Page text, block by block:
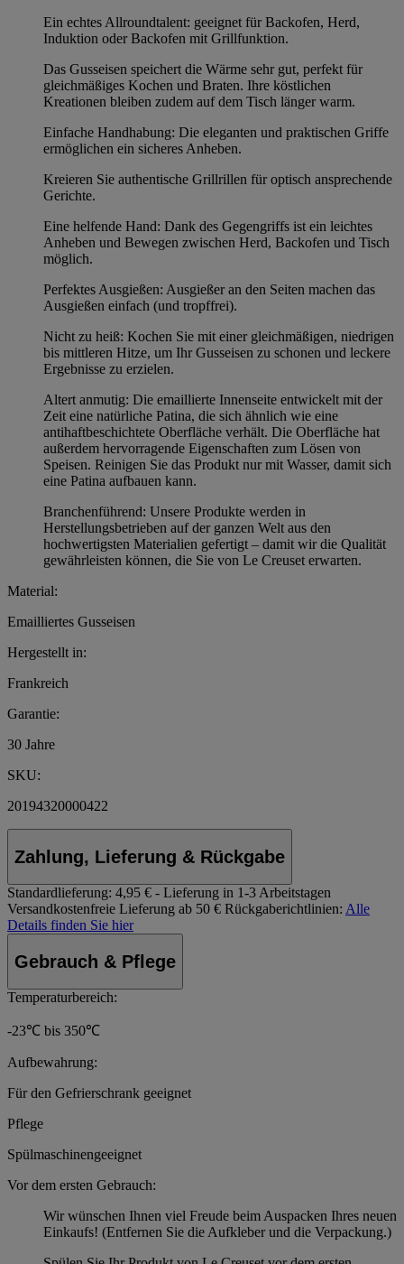
Ein echtes Allroundtalent: geeignet für Backofen, Herd,
Induktion oder Backofen mit Grillfunktion.
Das Gusseisen speichert die Wärme sehr gut, perfekt für
gleichmäßiges Kochen und Braten. Ihre köstlichen
Kreationen bleiben zudem auf dem Tisch länger warm.
Einfache Handhabung: Die eleganten und praktischen Griffe
ermöglichen ein sicheres Anheben.
Kreieren Sie authentische Grillrillen für optisch ansprechende
Gerichte.
Eine helfende Hand: Dank des Gegengriffs ist ein leichtes
Anheben und Bewegen zwischen Herd, Backofen und Tisch
möglich.
Perfektes Ausgießen: Ausgießer an den Seiten machen das
Ausgießen einfach (und tropffrei).
Nicht zu heiß: Kochen Sie mit einer gleichmäßigen, niedrigen
bis mittleren Hitze, um Ihr Gusseisen zu schonen und leckere
Ergebnisse zu erzielen.
Altert anmutig: Die emaillierte Innenseite entwickelt mit der
Zeit eine natürliche Patina, die sich ähnlich wie eine
antihaftbeschichtete Oberfläche verhält. Die Oberfläche hat
außerdem hervorragende Eigenschaften zum Lösen von
Speisen. Reinigen Sie das Produkt nur mit Wasser, damit sich
eine Patina aufbauen kann.
Branchenführend: Unsere Produkte werden in
Herstellungsbetrieben auf der ganzen Welt aus den
hochwertigsten Materialien gefertigt – damit wir die Qualität
gewährleisten können, die Sie von Le Creuset erwarten.
Material:
Emailliertes Gusseisen
Hergestellt in:
Frankreich
Garantie:
30 Jahre
SKU:
20194320000422
Zahlung, Lieferung & Rückgabe
Standardlieferung: 4,95 € - Lieferung in 1-3 Arbeitstagen
Versandkostenfreie Lieferung ab 50 € Rückgaberichtlinien: Alle
Details finden Sie hier
Gebrauch & Pflege
Temperaturbereich:
-23℃ bis 350℃
Aufbewahrung:
Für den Gefrierschrank geeignet
Pflege
Spülmaschinengeeignet
Vor dem ersten Gebrauch:
Wir wünschen Ihnen viel Freude beim Auspacken Ihres neuen
Einkaufs! (Entfernen Sie die Aufkleber und die Verpackung.)